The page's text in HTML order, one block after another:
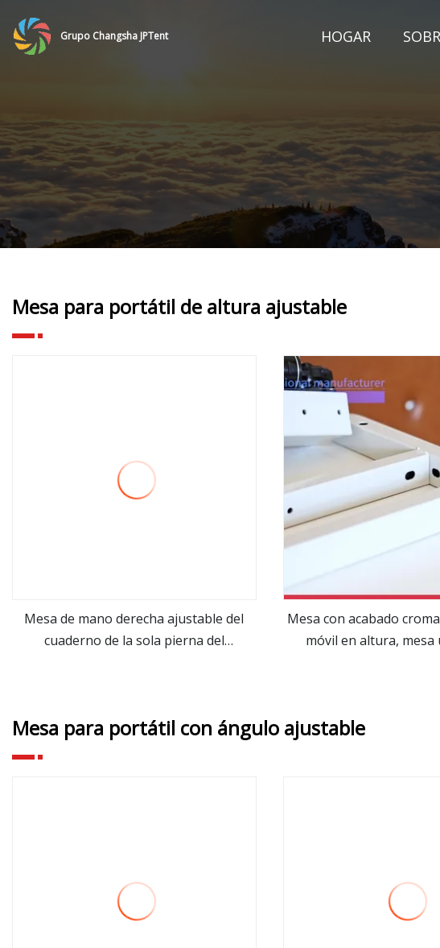
Grupo Changsha JPTent HOGAR
Mesa para portátil de altura ajustable
ver más
Mesa de mano derecha ajustable del
cuaderno de la sola pierna del
ver más
Mesa con acabado
móvil en altura, mesa
Mesa para portátil con ángulo ajustable